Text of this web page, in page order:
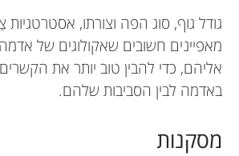
גודל גוף, סוג הפה וצורתו,
מאפיינים חשובים שאקולוגים של
אליהם, כדי להבין טוב יותר את הקשרים
באדמה לבין הסביבות שלהם.
מסקנות